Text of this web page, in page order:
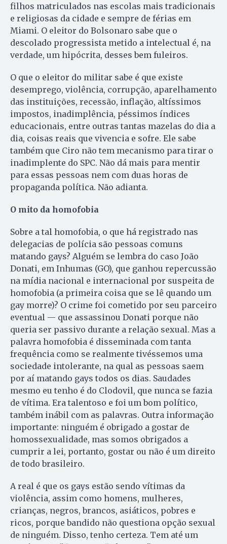
filhos matriculados nas escolas mais tradicionais
e religiosas da cidade e sempre de férias em
Miami. O eleitor do Bolsonaro sabe que o
descolado progressista metido a intelectual é, na
verdade, um hipócrita, desses bem fuleiros.
O que o eleitor do militar sabe é que existe
desemprego, violência, corrupção, aparelhamento
das instituições, recessão, inflação, altíssimos
impostos, inadimplência, péssimos índices
educacionais, entre outras tantas mazelas do dia a
dia, coisas reais que vivencia e sofre. Ele sabe
também que Ciro não tem mecanismo para tirar o
inadimplente do SPC. Não dá mais para mentir
para essas pessoas nem com duas horas de
propaganda política. Não adianta.
O mito da homofobia
Sobre a tal homofobia, o que há registrado nas
delegacias de polícia são pessoas comuns
matando gays? Alguém se lembra do caso João
Donati, em Inhumas (GO), que ganhou repercussão
na mídia nacional e internacional por suspeita de
homofobia (a primeira coisa que se lê quando um
gay morre)? O crime foi cometido por seu parceiro
eventual — que assassinou Donati porque não
queria ser passivo durante a relação sexual. Mas a
palavra homofobia é disseminada com tanta
frequência como se realmente tivéssemos uma
sociedade intolerante, na qual as pessoas saem
por aí matando gays todos os dias. Saudades
mesmo eu tenho é do Clodovil, que nunca se fazia
de vítima. Era talentoso e foi um bom político,
também inábil com as palavras. Outra informação
importante: ninguém é obrigado a gostar de
homossexualidade, mas somos obrigados a
cumprir a lei, portanto, gostar ou não é um direito
de todo brasileiro.
A real é que os gays estão sendo vítimas da
violência, assim como homens, mulheres,
crianças, negros, brancos, asiáticos, pobres e
ricos, porque bandido não questiona opção sexual
de ninguém. Disso, tenho certeza. Tem até um